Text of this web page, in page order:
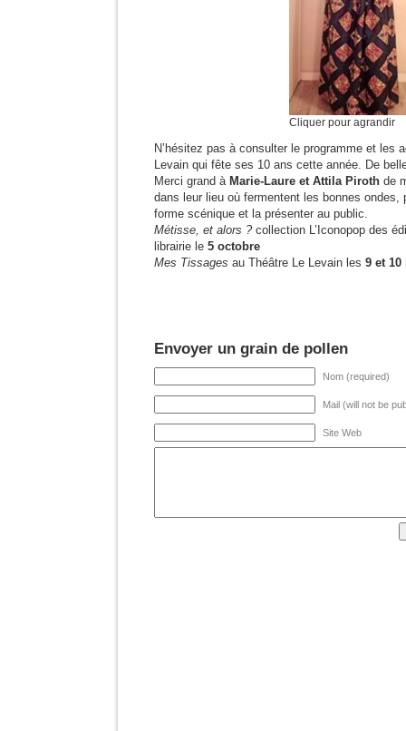
Cliquer pour agrandir
N’hésitez pas à consulter le programme et les
Levain qui fête ses 10 ans cette année. De
Merci grand à Marie-Laure et Attila Piroth de
dans leur lieu où fermentent les bonnes ondes,
forme scénique et la présenter au public.
Métisse, et alors ? collection L’Iconopop des
librairie le 5 octobre
Mes Tissages au Théâtre Le Levain les 9 et 10
Envoyer un grain de pollen
Nom (required)
Mail (will not be
Site Web